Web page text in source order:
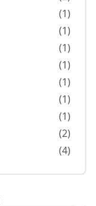
(1)
(1)
(1)
(1)
(1)
(1)
(1)
(2)
(4)